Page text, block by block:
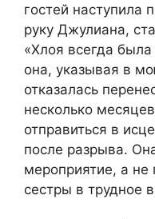
гостей наступила
руку Джулиана,
«Хлоя всегда
она, указывая в
отказалась
несколько
отправиться в
после разрыва.
мероприятие, а не
сестры в трудное